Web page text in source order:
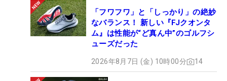
「フワフワ」と「しっかり」の絶妙
なバランス！ 新しい『FJクオンタ
ム』は性能が“ど真ん中”のゴルフシ
ューズだった
2026年8月7日 (金) 10時00分 14